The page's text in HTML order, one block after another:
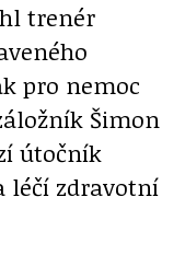
trenér
pro nemoc
Šimon
útočník
léčí zdravotní